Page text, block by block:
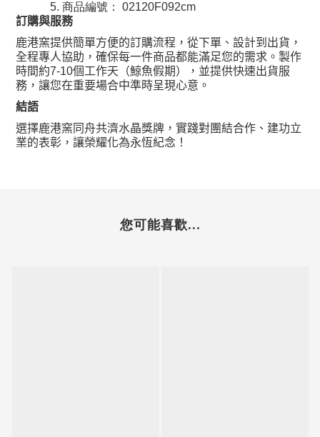
5. 商品編號：
02120F092cm
訂購與服務
鹿港窯提供簡單方便的訂購流程，從下單、設計到出貨，
全程專人協助，確保每一件商品都能滿足您的需求。製作
時間約7-10個工作天（鯨魚假期），並提供快速出貨服
務，讓您在重要場合中準時呈現心意。
結語
選擇鹿港窯同舟共濟水晶獎牌，實踐對團結合作、建功立
業的表彰，讓榮耀化為永恆紀念！
您可能喜歡...